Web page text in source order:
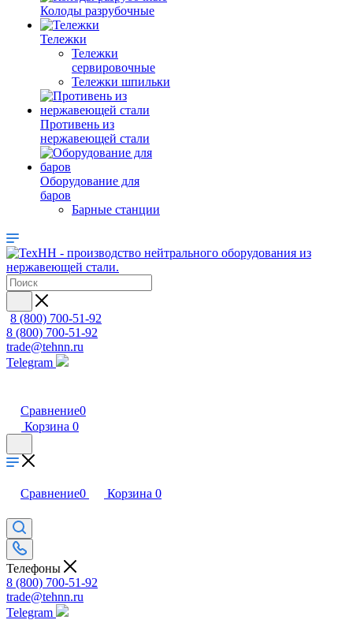
Колоды разрубочные
Тележки
Тележки
сервировочные
Тележки шпильки
Противень из
нержавеющей стали
Оборудование для
баров
Барные станции
8 (800) 700-51-92
8 (800) 700-51-92
trade@tehnn.ru
Telegram
Сравнение0
Корзина 0
Сравнение0 Корзина 0
Телефоны
8 (800) 700-51-92
trade@tehnn.ru
Telegram